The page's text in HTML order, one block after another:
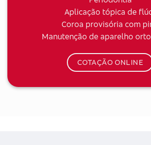
Aplicação tópica de
Coroa provisória com
Manutenção de aparelho
COTAÇÃO ONLINE